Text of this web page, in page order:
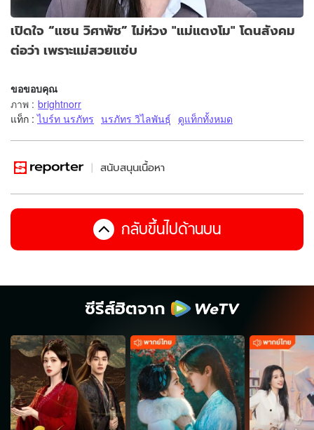
เปิดใจ “แซน วิศาพัช” ไม่ห่วง "แม่แตงโม" โดนสังคม
ต่อว่า เพราะแม่สวยแซ่บ
ขอขอบคุณ
ภาพ : brightnorr
แท็ก :ไบร์ท นรภัทร นรภัทร วิไลพันธุ์ ดูแท็กทั้งหมด
สนับสนุนเนื้อหา
กลับขึ้นไปด้านบน
ซีรีส์ฮิตจาก